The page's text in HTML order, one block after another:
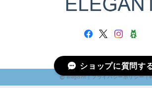
elegant |プライバシーポリシー|
ショップに質問す